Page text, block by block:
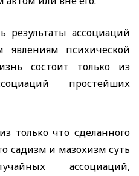
ассоциаций
психической
состоит только из
простейших
только что сделанного
садизм и мазохизм суть
ассоциаций,